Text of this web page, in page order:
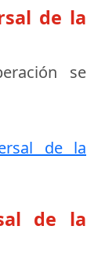
de la
se
de la
de la